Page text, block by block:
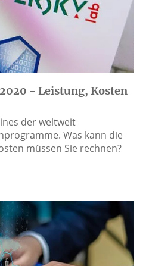
- Leistung, Kosten
der weltweit
Was kann die
müssen Sie rechnen?